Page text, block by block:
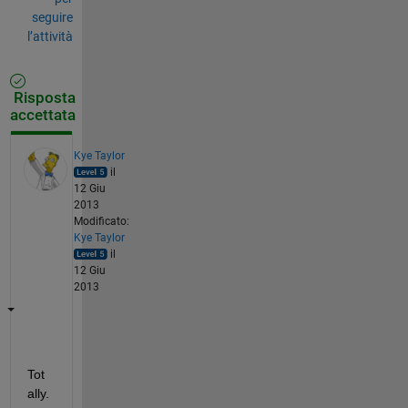
seguire
l’attività
Risposta
accettata
Kye Taylor
il
12 Giu
2013
Modificato:
Kye Taylor
il
12 Giu
2013
Tot
ally.